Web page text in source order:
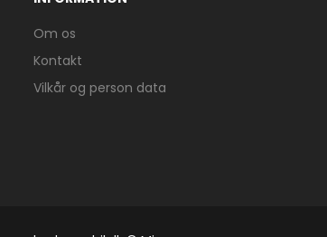
Om os
Kontakt
Vilkår og person data